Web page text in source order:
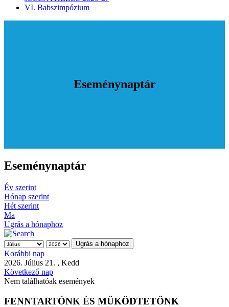
VI. Babszimpózium
Eseménynaptár
Eseménynaptár
Év szerint
Hónap szerint
Hét szerint
Ma
Ugrás a hónaphoz
Ugrás a hónaphoz
Korábbi nap
2026. Július 21. , Kedd
Következő nap
Nem találhatóak események
FENNTARTÓNK ÉS MŰKÖDTETŐNK